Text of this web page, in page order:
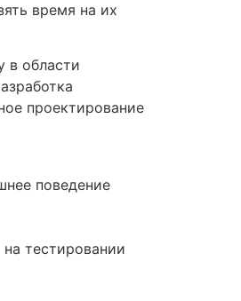
время на их
в области
проектирование
поведение
тестировании